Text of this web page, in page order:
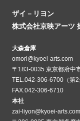
ザイ－リヨン
株式会社京映アーツ
大森倉庫
omori@kyoei-arts.com
〒183-0035 東京都府中
TEL.042-306-6700（第
FAX.042-306-6710
本社
zai-liyon@kyoei-arts.com